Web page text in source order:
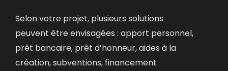
Selon votre projet, plusieurs solutions
peuvent être envisagées : apport personnel,
prêt bancaire, prêt d’honneur, aides à la
création,subventions, financement